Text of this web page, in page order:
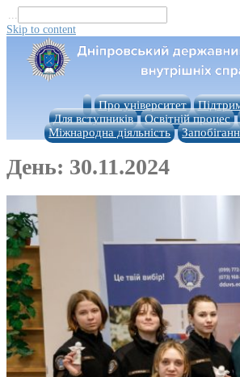
...
Skip to content
Про університет
Для вступників
Освітній процес
Міжнародна діяльність
День: 30.11.2024